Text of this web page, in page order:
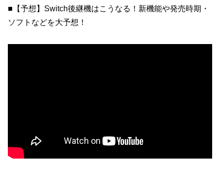
■【予想】Switch後継機はこうなる！新機能や発売時期・
ソフトなどを大予想！